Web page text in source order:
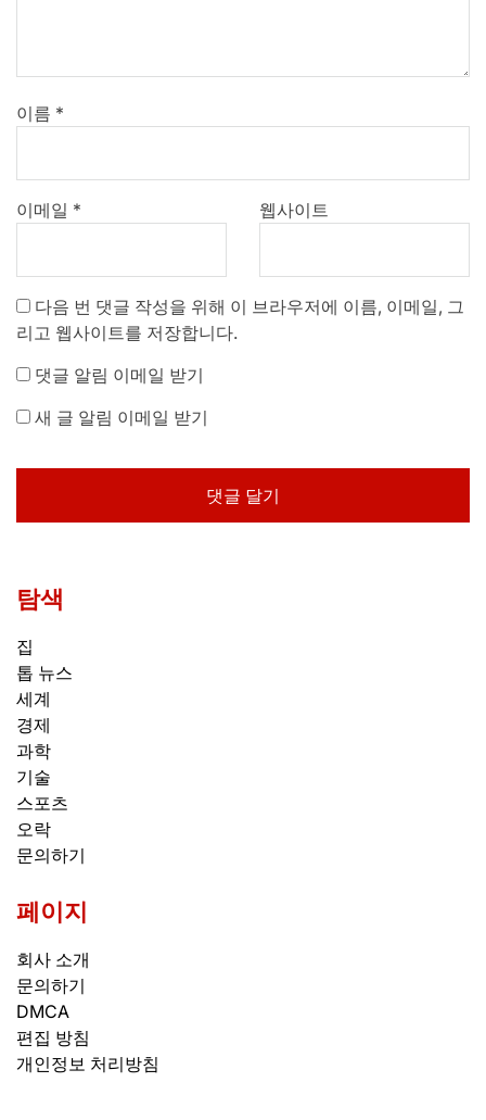
이름 *
이메일 * 웹사이트
다음 번 댓글 작성을 위해 이 브라우저에 이름, 이메일, 그
리고 웹사이트를 저장합니다.
댓글 알림 이메일 받기
새 글 알림 이메일 받기
탐색
집
톱 뉴스
세계
경제
과학
기술
스포츠
오락
문의하기
페이지
회사 소개
문의하기
DMCA
편집 방침
개인정보 처리방침